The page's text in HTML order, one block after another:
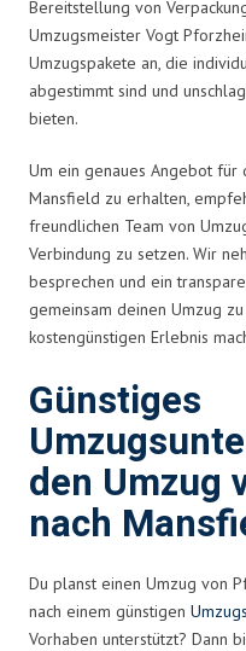
Bereitstellung von
Umzugsmeister Vogt
Umzugspakete an, die
abgestimmt sind und
bieten.
Um ein genaues Angebot für
Mansfield zu erhalten,
freundlichen Team von
Verbindung zu setzen. Wir
besprechen und ein
gemeinsam deinen Umzug
kostengünstigen Erlebnis
Günstiges
den Umzug
nach
Du planst einen Umzug von
nach einem günstigen
Vorhaben unterstützt? Dann